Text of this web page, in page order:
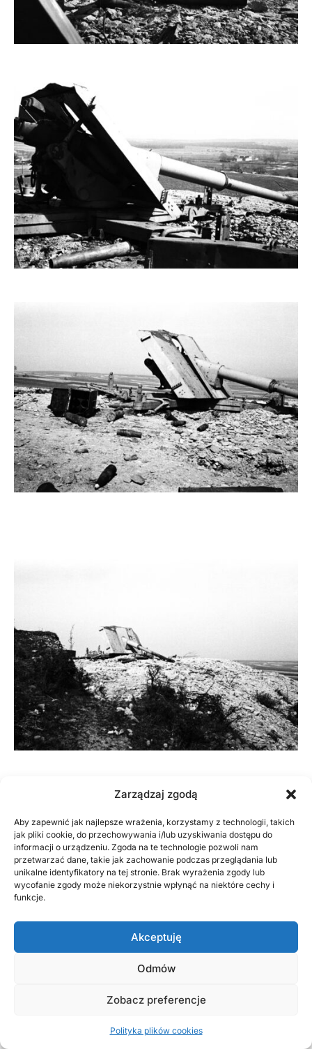
Zarządzaj zgodą
Aby zapewnić jak najlepsze wrażenia, korzystamy z technologii, takich
jak pliki cookie, do przechowywania i/lub uzyskiwania dostępu do
informacji o urządzeniu. Zgoda na te technologie pozwoli nam
przetwarzać dane, takie jak zachowanie podczas przeglądania lub
unikalne identyfikatory na tej stronie. Brak wyrażenia zgody lub
wycofanie zgody może niekorzystnie wpłynąć na niektóre cechy i
funkcje.
Akceptuję
Odmów
Zobacz preferencje
Polityka plików cookies